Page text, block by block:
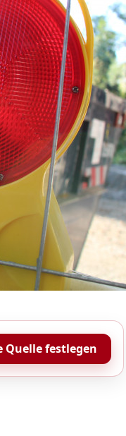
Quelle festlegen